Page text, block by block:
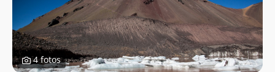
4 fotos